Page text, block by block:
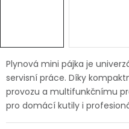
Výprodej
Značky
Plynová mini pájka je
servisní práce. Díky
provozu a multifunkčnímu
pro domácí kutily i